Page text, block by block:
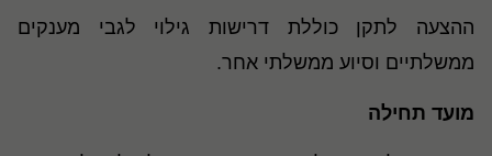
ההצעה לתקן כוללת דרישות גילוי לגבי מענקים
ממשלתיים וסיוע ממשלתי אחר.
מועד תחילה